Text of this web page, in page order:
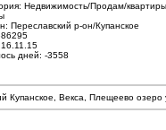
Недвижимость/Продам/
Переславский р-он/Купанское
дней: -3558
Купанское, Векса, Плещеево